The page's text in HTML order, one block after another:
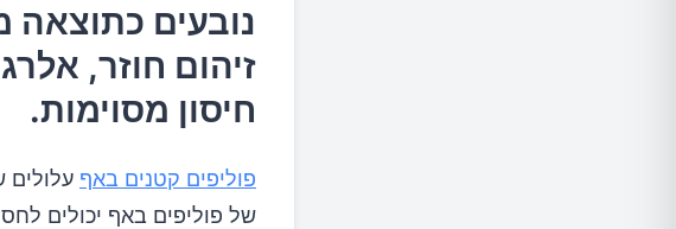
מסוימות.
נובעים
זיהום חוזר,
חיסון מסוימות.
פוליפים קטנים באף עלולים
של פוליפים באף יכולים